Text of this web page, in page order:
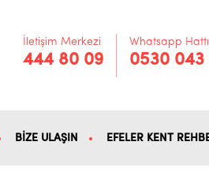
İletişim Merkezi
444 80 09
Whatsapp Hattı
0530 043
BİZE ULAŞIN EFELER KENT